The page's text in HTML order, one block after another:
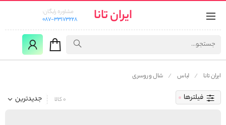
ایران تانا
مشاوره رایگان:
087-33173228
ایران تانا لباس شال و روسری
فیلترها جدیدترین 0 کالا